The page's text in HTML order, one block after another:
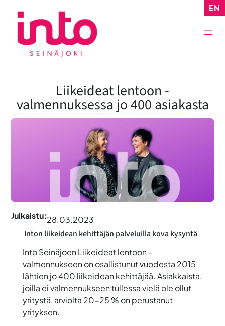
sisältöön
EN
Liikeideat lentoon -
valmennuksessa jo 400 asiakasta
Julkaistu:28.03.2023
Inton liikeidean kehittäjän palveluilla kova kysyntä
Into Seinäjoen Liikeideat lentoon -
valmennukseen on osallistunut vuodesta 2015
lähtien jo 400 liikeidean kehittäjää. Asiakkaista,
joilla ei valmennukseen tullessa vielä ole ollut
yritystä, arviolta 20-25 % on perustanut
yrityksen.